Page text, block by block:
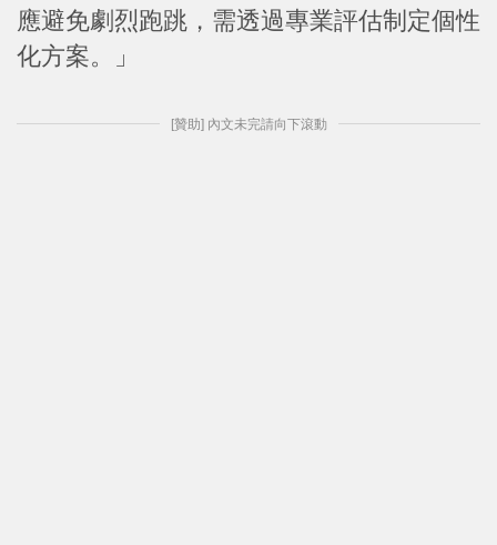
應避免劇烈跑跳，需透過專業評估制定個性
化方案。」
[贊助] 內文未完請向下滾動